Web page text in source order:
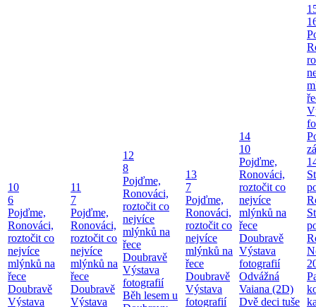
10
6
Pojďme,
Ronováci,
roztočit co
nejvíce
mlýnků na
řece
Doubravě
Výstava
11
7
Pojďme,
Ronováci,
roztočit co
nejvíce
mlýnků na
řece
Doubravě
Výstava
12
8
Pojďme,
Ronováci,
roztočit co
nejvíce
mlýnků na
řece
Doubravě
Výstava
fotografií
Běh lesem u
13
7
Pojďme,
Ronováci,
roztočit co
nejvíce
mlýnků na
řece
Doubravě
Výstava
fotografií
14
10
Pojďme,
Ronováci,
roztočit co
nejvíce
mlýnků na
řece
Doubravě
Výstava
fotografií
Odvážná
Vaiana (2D)
Dvě deci tuše